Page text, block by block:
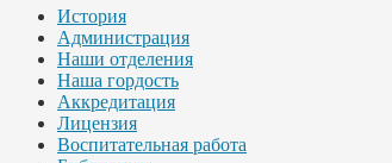
История
Администрация
Наши отделения
Наша гордость
Аккредитация
Лицензия
Воспитательная работа